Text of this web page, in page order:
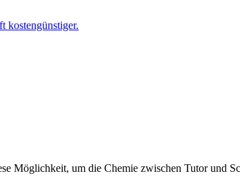
kostengünstiger.
Möglichkeit, um die Chemie zwischen Tutor und